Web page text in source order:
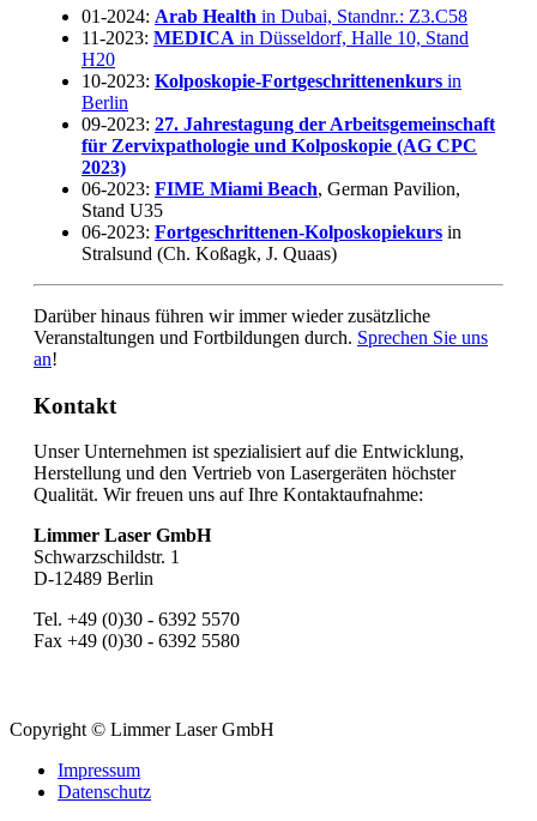
01-2024: Arab Health in Dubai, Standnr.: Z3.C58
11-2023: MEDICA in Düsseldorf, Halle 10, Stand
H20
10-2023: Kolposkopie-Fortgeschrittenenkurs in
Berlin
09-2023: 27. Jahrestagung der Arbeitsgemeinschaft
für Zervixpathologie und Kolposkopie (AG CPC
2023)
06-2023: FIME Miami Beach, German Pavilion,
Stand U35
06-2023: Fortgeschrittenen-Kolposkopiekurs in
Stralsund (Ch. Koßagk, J. Quaas)
Darüber hinaus führen wir immer wieder zusätzliche
Veranstaltungen und Fortbildungen durch. Sprechen Sie uns
an!
Kontakt
Unser Unternehmen ist spezialisiert auf die Entwicklung,
Herstellung und den Vertrieb von Lasergeräten höchster
Qualität. Wir freuen uns auf Ihre Kontaktaufnahme:
Limmer Laser GmbH
Schwarzschildstr. 1
D-12489 Berlin
Tel. +49 (0)30 - 6392 5570
Fax +49 (0)30 - 6392 5580
Copyright © Limmer Laser GmbH
Impressum
Datenschutz